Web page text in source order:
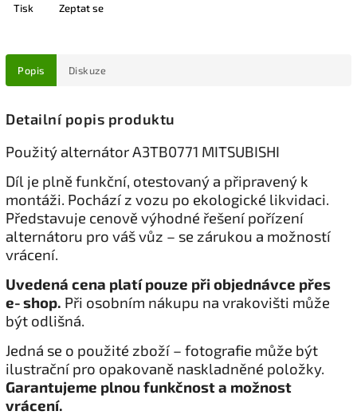
Tisk Zeptat se
Popis Diskuze
Detailní popis produktu
Použitý alternátor A3TB0771 MITSUBISHI
Díl je plně funkční, otestovaný a připravený k
montáži. Pochází z vozu po ekologické likvidaci.
Představuje cenově výhodné řešení pořízení
alternátoru pro váš vůz – se zárukou a možností
vrácení.
Uvedená cena platí pouze při objednávce přes
e‑shop. Při osobním nákupu na vrakovišti může
být odlišná.
Jedná se o použité zboží – fotografie může být
ilustrační pro opakovaně naskladněné položky.
Garantujeme plnou funkčnost a možnost
vrácení.